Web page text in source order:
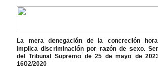
La mera denegación de la concreción
implica discriminación por razón de sexo.
del Tribunal Supremo de 25 de mayo de
1602/2020